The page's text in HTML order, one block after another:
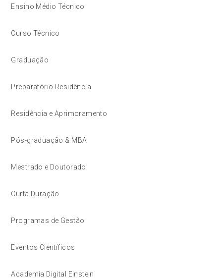
Ensino Médio Técnico
Curso Técnico
Graduação
Preparatório Residência
Residência e Aprimoramento
Pós-graduação & MBA
Mestrado e Doutorado
Curta Duração
Programas de Gestão
Eventos Científicos
Academia Digital Einstein